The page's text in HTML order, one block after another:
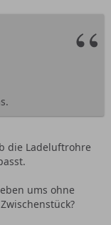
die Ladeluftrohre
ums ohne